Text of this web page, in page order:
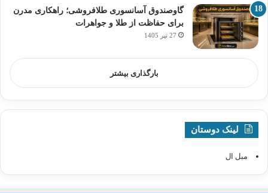
گاوصندوق آسانسوری طلافروشی؛ راهکاری مدرن
برای حفاظت از طلا و جواهرات
27 تیر 1405
بارگذاری بیشتر
لینک دوستان
مبل ال